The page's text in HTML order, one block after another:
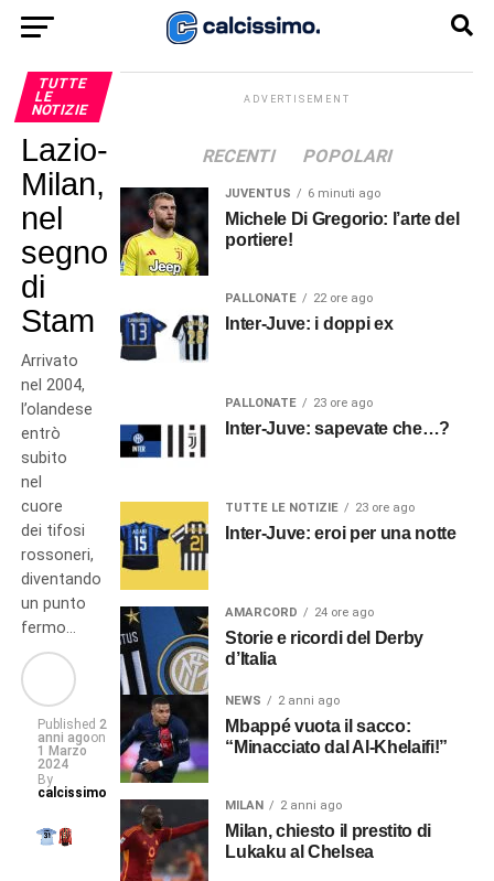
TUTTE
LE
NOTIZIE
Lazio-
Milan,
nel
segno
di
Stam
Arrivato
nel 2004,
l’olandese
entrò
subito
nel
cuore
dei tifosi
rossoneri,
diventando
un punto
fermo…
Published 2
anni agoon
1 Marzo
2024
By
calcissimo
ADVERTISEMENT
RECENTI POPOLARI
JUVENTUS 6 minuti ago
Michele Di Gregorio: l’arte del
portiere!
PALLONATE 22 ore ago
Inter-Juve: i doppi ex
PALLONATE 23 ore ago
Inter-Juve: sapevate che…?
TUTTE LE NOTIZIE 23 ore ago
Inter-Juve: eroi per una notte
AMARCORD 24 ore ago
Storie e ricordi del Derby
d’Italia
NEWS 2 anni ago
Mbappé vuota il sacco:
“Minacciato dal Al-Khelaifi!”
MILAN 2 anni ago
Milan, chiesto il prestito di
Lukaku al Chelsea